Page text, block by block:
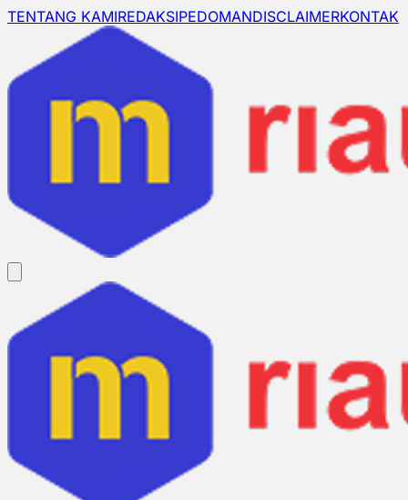
TENTANG KAMIREDAKSIPEDOMANDISCLAIMERKONTAK